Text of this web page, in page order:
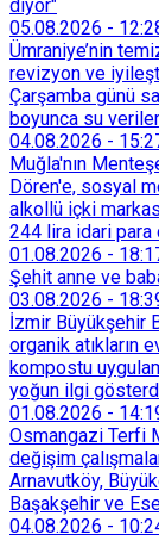
diyor"
05.08.2026 -
Ümraniye’nin
revizyon ve
Çarşamba günü
boyunca su
04.08.2026 -
Muğla'nın
Dören'e, sosyal
alkollü içki
244 lira idari para
taşımadığını
başvurdu.
01.08.2026 -
Şehit anne ve
03.08.2026 -
İzmir Büyükşehir
organik atıkların
kompostu
yoğun ilgi
Tarımsal
128 bokaşi
sürdürülebilir
01.08.2026 -
Osmangazi Terfi
değişim
Arnavutköy,
Başakşehir ve
süreyle su
04.08.2026 -